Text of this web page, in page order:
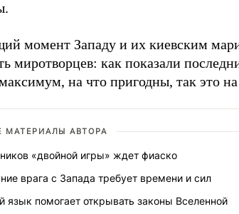
момент Западу и их киевским
миротворцев: как показали
на что пригодны, так это на
МАТЕРИАЛЫ АВТОРА
«двойной игры» ждет фиаско
врага с Запада требует времени и сил
язык помогает открывать законы Вселенной